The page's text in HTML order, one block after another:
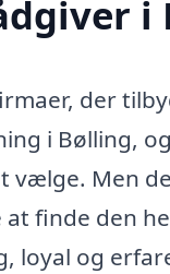
i
der
i Bølling,
vælge. Men
finde den
loyal og